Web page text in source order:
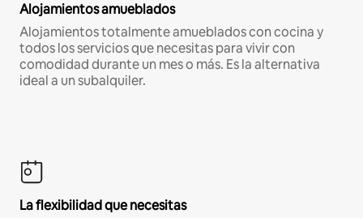
Alojamientos amueblados
Alojamientos totalmente amueblados con cocina y
todos los servicios que necesitas para vivir con
comodidad durante un mes o más. Es la alternativa
ideal a un subalquiler.
La flexibilidad que necesitas